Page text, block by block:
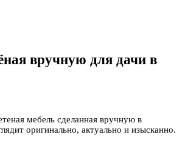
вручную для дачи в
мебель сделанная вручную в
оригинально, актуально и изысканно.